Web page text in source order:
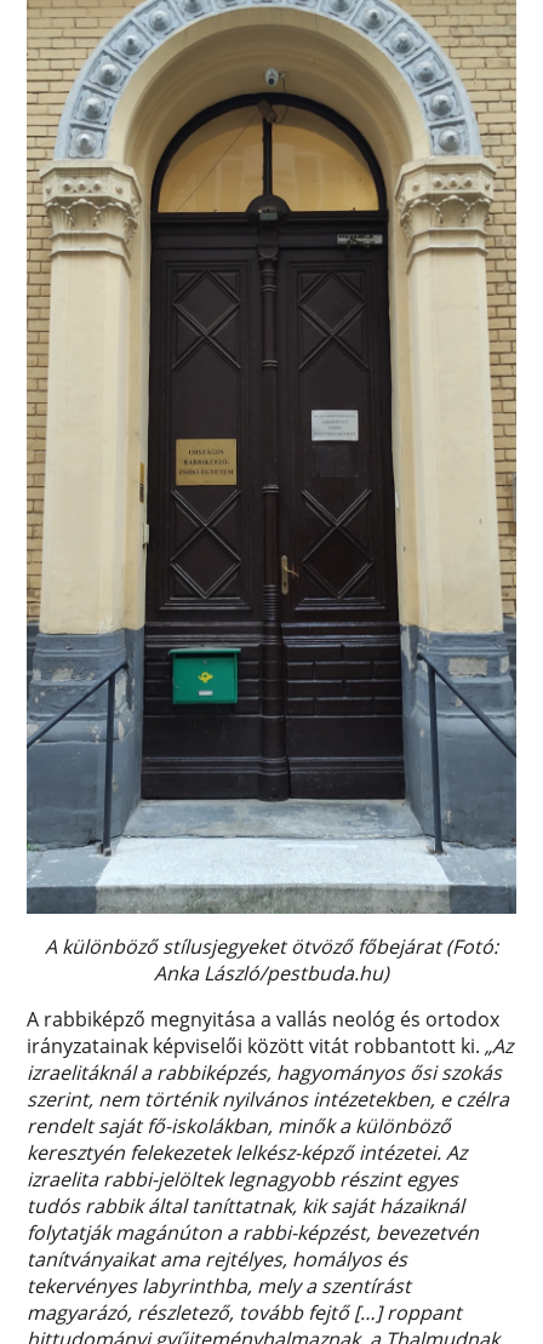
A különböző stílusjegyeket ötvöző főbejárat (Fotó:
Anka László/pestbuda.hu)
A rabbiképző megnyitása a vallás neológ és ortodox
irányzatainak képviselői között vitát robbantott ki.„Az
izraelitáknál a rabbiképzés, hagyományos ősi szokás
szerint, nem történik nyilvános intézetekben, e czélra
rendelt saját fő-iskolákban, minők a különböző
keresztyén felekezetek lelkész-képző intézetei. Az
izraelita rabbi-jelöltek legnagyobb részint egyes
tudós rabbik által taníttatnak, kik saját házaiknál
folytatják magánúton a rabbi-képzést, bevezetvén
tanítványaikat ama rejtélyes, homályos és
tekervényes labyrinthba, mely a szentírást
magyarázó, részletező, tovább fejtő […] roppant